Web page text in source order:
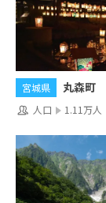
宮城県 丸森町
人口 1.11万人